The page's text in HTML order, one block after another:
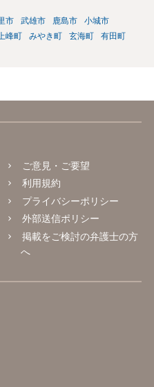
市 武雄市 鹿島市
小城市
峰町 みやき町 玄海町
有田町
ご意見・ご要望
利用規約
プライバシーポリシー
外部送信ポリシー
掲載をご検討の弁護士の方
へ